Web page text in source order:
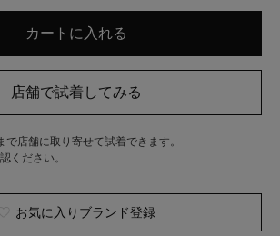
店舗に取り寄せて試着できます。
ください。
お気に入りブランド登録